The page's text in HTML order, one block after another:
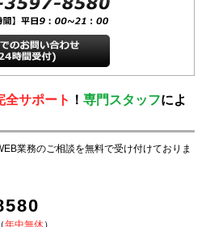
全サポート ！ 専門スタッフによ
業務のご相談を無料で受け付けておりま
年中無休）